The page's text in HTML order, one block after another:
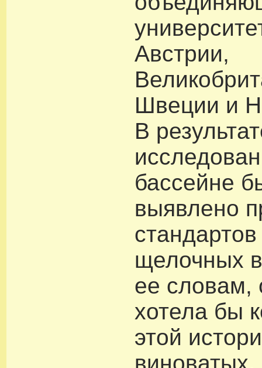
Австрии,
Швеции и
В
бассейне
выявлено
щелочных
ее словам,
хотела бы
этой